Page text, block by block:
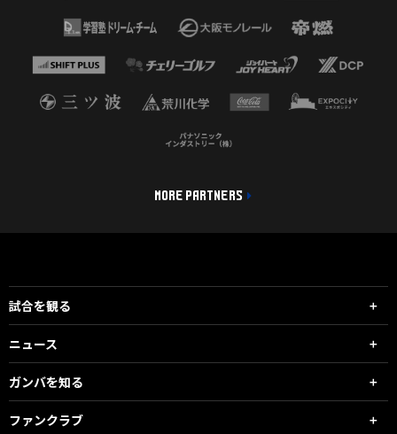
MORE PARTNERS
試合を観る
ニュース
ガンバを知る
ファンクラブ